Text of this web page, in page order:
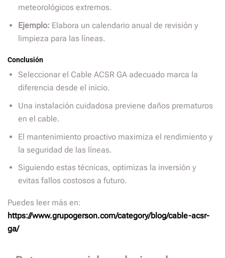
meteorológicos extremos.
Ejemplo: Elabora un calendario anual de revisión y
limpieza para las líneas.
Conclusión
Seleccionar el Cable ACSR GA adecuado marca la
diferencia desde el inicio.
Una instalación cuidadosa previene daños prematuros
en el cable.
El mantenimiento proactivo maximiza el rendimiento y
la seguridad de las líneas.
Siguiendo estas técnicas, optimizas la inversión y
evitas fallos costosos a futuro.
Puedes leer más en:
https://www.grupogerson.com/category/blog/cable-acsr-
ga/